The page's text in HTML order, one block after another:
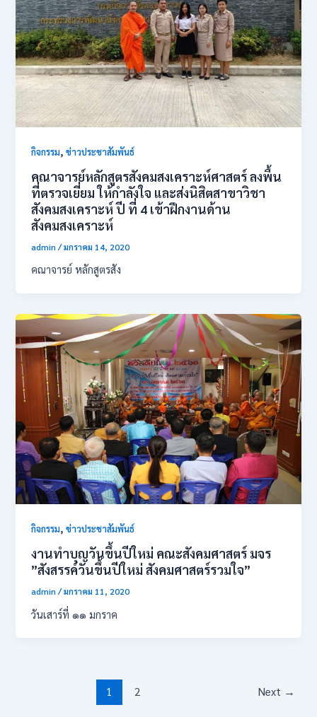
กิจกรรม,ข่าวประชาสัมพันธ์
คณาจารย์หลักสูตรสังคมสงเคราะห์ศาสตร์ ลงพื้น
ที่ตรวจเยี่ยม ให้กำลังใจ และส่งนิสิตสาขาวิชา
สังคมสงเคราะห์ ปี ที่ 4 เข้าฝึกงานด้าน
สังคมสงเคราะห์
admin/มกราคม 14, 2020
คณาจารย์ หลักสูตรสัง
กิจกรรม,ข่าวประชาสัมพันธ์
งานทำบุญวันขึ้นปีใหม่ คณะสังคมศาสตร์ มจร
”สังสรรค์วันขึ้นปีใหม่ สังคมศาสตร์รวมใจ”
admin/มกราคม 11, 2020
วันเสาร์ที่ ๑๑ มกราค
1 2 Next →